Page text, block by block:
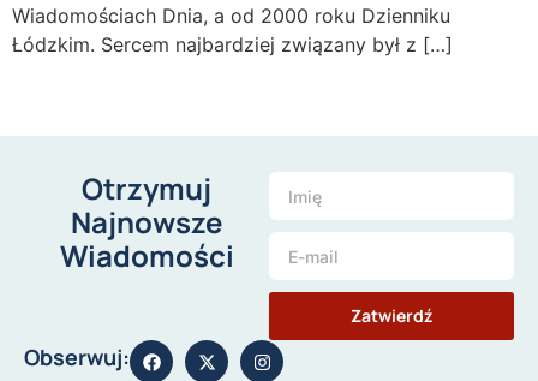
Wiadomościach Dnia, a od 2000 roku Dzienniku
Łódzkim. Sercem najbardziej związany był z […]
Otrzymuj
Najnowsze
Wiadomości
Zatwierdź
Obserwuj: